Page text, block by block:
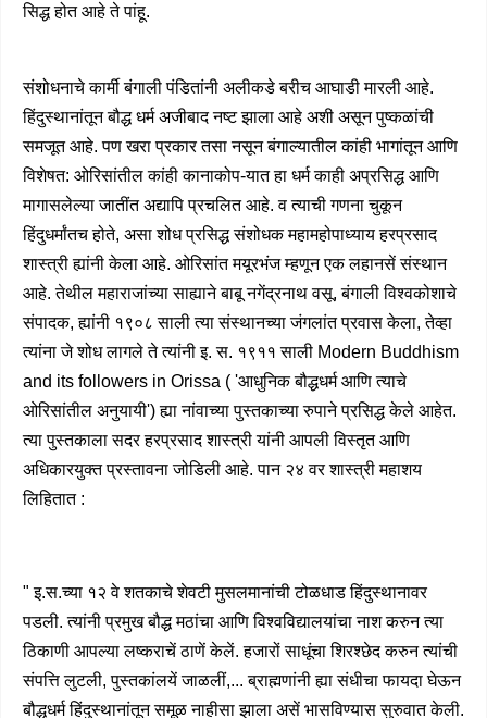
सिद्ध होत आहे ते पांहू.
संशोधनाचे कार्मी बंगाली पंडितांनी अलीकडे बरीच आघाडी मारली आहे.
हिंदुस्थानांतून बौद्ध धर्म अजीबाद नष्ट झाला आहे अशी असून पुष्कळांची
समजूत आहे. पण खरा प्रकार तसा नसून बंगाल्यातील कांही भागांतून आणि
विशेषत: ओरिसांतील कांही कानाकोप-यात हा धर्म काही अप्रसिद्ध आणि
मागासलेल्या जातींत अद्यापि प्रचलित आहे. व त्याची गणना चुकून
हिंदुधर्मांतच होते, असा शोध प्रसिद्ध संशोधक महामहोपाध्याय हरप्रसाद
शास्त्री ह्यांनी केला आहे. ओरिसांत मयूरभंज म्हणून एक लहानसें संस्थान
आहे. तेथील महाराजांच्या साह्याने बाबू नगेंद्रनाथ वसू, बंगाली विश्वकोशाचे
संपादक, ह्यांनी १९०८ साली त्या संस्थानच्या जंगलांत प्रवास केला, तेव्हा
त्यांना जे शोध लागले ते त्यांनी इ. स. १९११ साली Modern Buddhism
and its followers in Orissa ( 'आधुनिक बौद्धधर्म आणि त्याचे
ओरिसांतील अनुयायी') ह्या नांवाच्या पुस्तकाच्या रुपाने प्रसिद्ध केले आहेत.
त्या पुस्तकाला सदर हरप्रसाद शास्त्री यांनी आपली विस्तृत आणि
अधिकारयुक्त प्रस्तावना जोडिली आहे. पान २४ वर शास्त्री महाशय
लिहितात :
" इ.स.च्या १२ वे शतकाचे शेवटी मुसलमानांची टोळधाड हिंदुस्थानावर
पडली. त्यांनी प्रमुख बौद्ध मठांचा आणि विश्वविद्यालयांचा नाश करुन त्या
ठिकाणी आपल्या लष्कराचें ठाणें केलें. हजारों साधूंचा शिरश्छेद करुन त्यांची
संपत्ति लुटली, पुस्तकांलयें जाळलीं,... ब्राह्मणांनी ह्या संधीचा फायदा घेऊन
बौद्धधर्म हिंदुस्थानांतून समूळ नाहीसा झाला असें भासविण्यास सुरुवात केली.